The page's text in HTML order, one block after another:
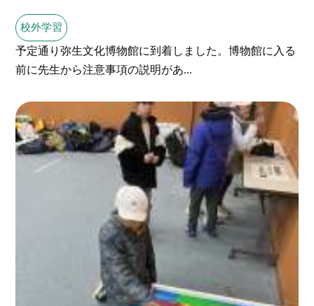
校外学習
予定通り弥生文化博物館に到着しました。博物館に入る
前に先生から注意事項の説明があ...